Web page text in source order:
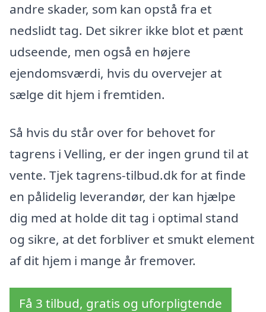
andre skader, som kan opstå fra et
nedslidt tag. Det sikrer ikke blot et pænt
udseende, men også en højere
ejendomsværdi, hvis du overvejer at
sælge dit hjem i fremtiden.
Så hvis du står over for behovet for
tagrens i Velling, er der ingen grund til at
vente. Tjek tagrens-tilbud.dk for at finde
en pålidelig leverandør, der kan hjælpe
dig med at holde dit tag i optimal stand
og sikre, at det forbliver et smukt element
af dit hjem i mange år fremover.
Få 3 tilbud, gratis og uforpligtende